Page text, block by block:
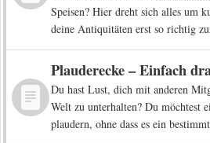
Speisen? Hier dreht sich alles um
deine Antiquitäten erst so richtig
Plauderecke – Einfach
Du hast Lust, dich mit anderen
Welt zu unterhalten? Du möchtest
plaudern, ohne dass es ein